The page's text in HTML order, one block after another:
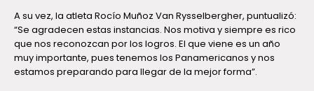
A su vez, la atleta Rocío Muñoz Van Rysselbergher, puntualizó:
“Se agradecen estas instancias. Nos motiva y siempre es rico
que nos reconozcan por los logros. El que viene es un año
muy importante, pues tenemos los Panamericanos y nos
estamos preparando para llegar de la mejor forma”.